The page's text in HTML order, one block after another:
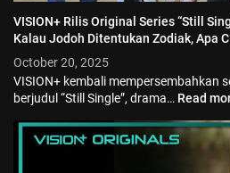
VISION+ Rilis Original Series “Still
Kalau Jodoh Ditentukan Zodiak, Apa
October 20, 2025
VISION+ kembali mempersembahkan
berjudul “Still Single”, drama… Read